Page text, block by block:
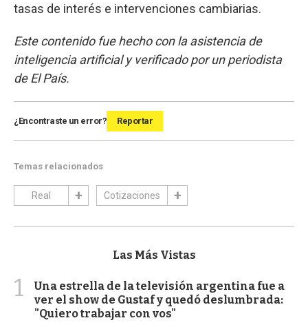
tasas de interés e intervenciones cambiarias.
Este contenido fue hecho con la asistencia de
inteligencia artificial y verificado por un periodista
de El País.
¿Encontraste un error? Reportar
Temas relacionados
Real Cotizaciones
Las Más Vistas
1
Una estrella de la televisión argentina fue a
ver el show de Gustaf y quedó deslumbrada:
"Quiero trabajar con vos"